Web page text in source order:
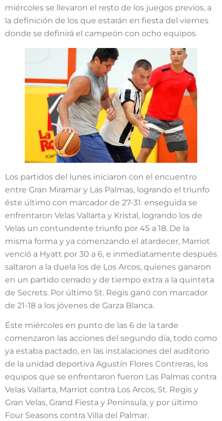
miércoles se llevaron el resto de los juegos previos, a
la definición de los que estarán en fiesta del viernes
donde se definirá el campeón con ocho equipos.
Los partidos del lunes iniciaron con el encuentro
entre Gran Miramar y Las Palmas, logrando el triunfo
éste último con marcador de 27-31: enseguida se
enfrentaron Velas Vallarta y Kristal, logrando los de
Velas un contundente triunfo por 45 a 18. De la
misma forma y ya comenzando el atardecer, Marriot
venció a Hyatt por 30 a 6, e inmediatamente después
saltaron a la duela los de Los Arcos, quienes ganaron
en un partido cerrado y de tiempo extra a la quinteta
de Secrets. Por último St. Regis ganó con marcador
de 21-18 a los jóvenes de Garza Blanca.
Éste miércoles en punto de las 6 de la tarde
comenzaron las acciones del segundo día, todo como
ya estaba pactado, en las instalaciones del auditorio
de la unidad deportiva Agustín Flores Contreras, los
equipos que se enfrentaron fueron Las Palmas contra
Velas Vallarta, Marriot contra Los Arcos, St. Regis y
Gran Velas, Grand Fiesta y Península, y por último
Four Seasons contra Villa del Palmar.